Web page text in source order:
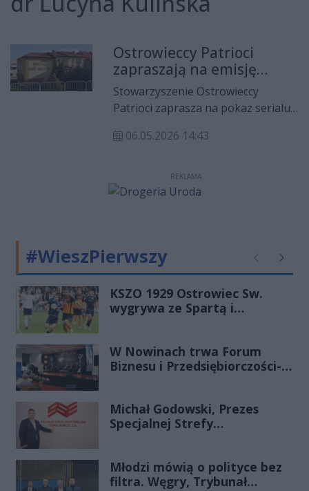
Ostrowieccy Patrioci
zapraszają na emisję
serialu dokumentalnego o
ukraińskim ludobójstwie
Stowarzyszenie Ostrowieccy
Patrioci zaprasza na pokaz serialu
Atrox. Sąsiedzi”, będącego częścią
Wydarzenie zaplanowano na 8
maja o godzinie 17:00 w Domu
06.05.2026 14:43
REKLAMA
#WieszPierwszy Poprzednie
KSZO 1929 Ostrowiec Sw.
wygrywa ze Spartą i
W Nowinach trwa Forum
Biznesu i Przedsiębiorczości-
Michał Godowski, Prezes
Specjalnej Strefy
Porannej Rozmowy Radia
Rekord Świętokrzyskie
Młodzi mówią o polityce bez
filtra. Węgry, Trybunał